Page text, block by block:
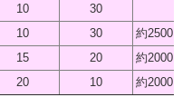
10 30
10 30
約2500 （
15 20
約2000 （
20 10 約2000 （